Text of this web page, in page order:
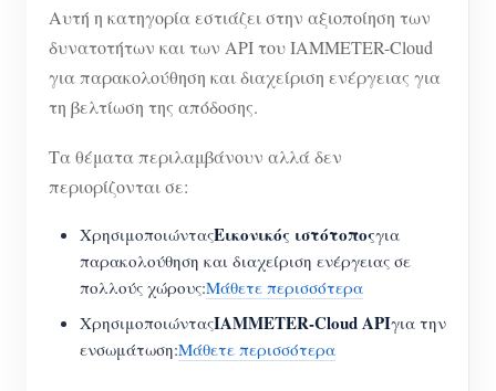
Αυτή η κατηγορία εστιάζει στην αξιοποίηση των
δυνατοτήτων και των API του IAMMETER-Cloud
για παρακολούθηση και διαχείριση ενέργειας για
τη βελτίωση της απόδοσης.
Τα θέματα περιλαμβάνουν αλλά δεν
περιορίζονται σε:
ΧρησιμοποιώνταςΕικονικός ιστότοποςγια
παρακολούθηση και διαχείριση ενέργειας σε
πολλούς χώρους:Μάθετε περισσότερα
ΧρησιμοποιώνταςIAMMETER-Cloud APIγια την
ενσωμάτωση:Μάθετε περισσότερα